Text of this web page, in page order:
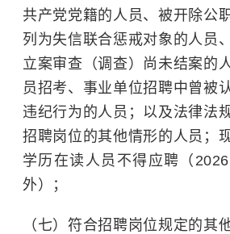
共产党党籍的人员、被开除公
列为失信联合惩戒对象的人员
立案审查（调查）尚未结案的
员招考、事业单位招聘中曾被
违纪行为的人员；以及法律法
招聘岗位的其他情形的人员；
学历在读人员不得应聘（
外）；
（七）符合招聘岗位规定的其